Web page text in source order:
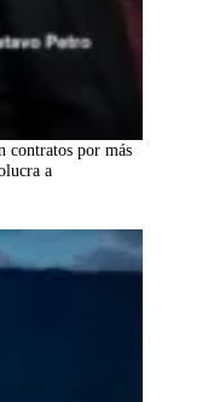
contratos por más
a